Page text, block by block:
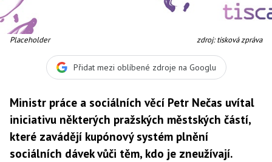
Placeholder zdroj: tisková zpráva
Přidat mezi oblíbené zdroje na Googlu
Ministr práce a sociálních věcí Petr Nečas uvítal
iniciativu některých pražských městských částí,
které zavádějí kupónový systém plnění
sociálních dávek vůči těm, kdo je zneužívají.